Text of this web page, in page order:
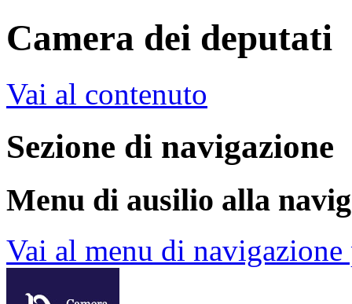
Camera dei deputati
Vai al contenuto
Sezione di navigazione
Menu di ausilio alla
Vai al menu di